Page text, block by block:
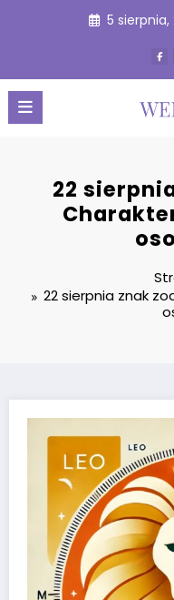
5 sierpnia,
22
22 sierpnia znak